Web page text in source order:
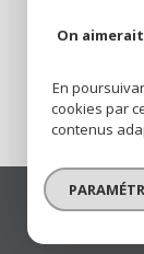
Notre
© 2026 | Tous
On
En
cookies par
contenus